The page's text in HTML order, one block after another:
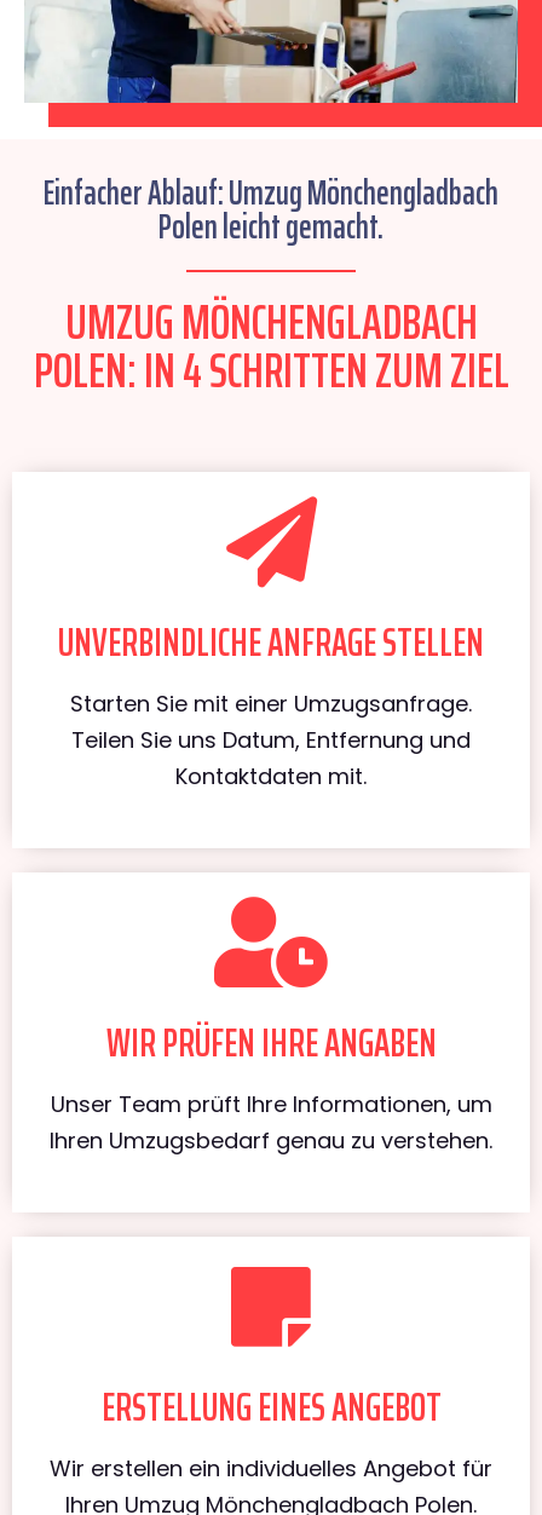
Einfacher Ablauf: Umzug Mönchengladbach
Polen leicht gemacht.
UMZUG MÖNCHENGLADBACH
POLEN: IN 4 SCHRITTEN ZUM ZIEL
UNVERBINDLICHE ANFRAGE STELLEN
Starten Sie mit einer Umzugsanfrage.
Teilen Sie uns Datum, Entfernung und
Kontaktdaten mit.
WIR PRÜFEN IHRE ANGABEN
Unser Team prüft Ihre Informationen, um
Ihren Umzugsbedarf genau zu verstehen.
ERSTELLUNG EINES ANGEBOT
Wir erstellen ein individuelles Angebot für
Ihren Umzug Mönchengladbach Polen.